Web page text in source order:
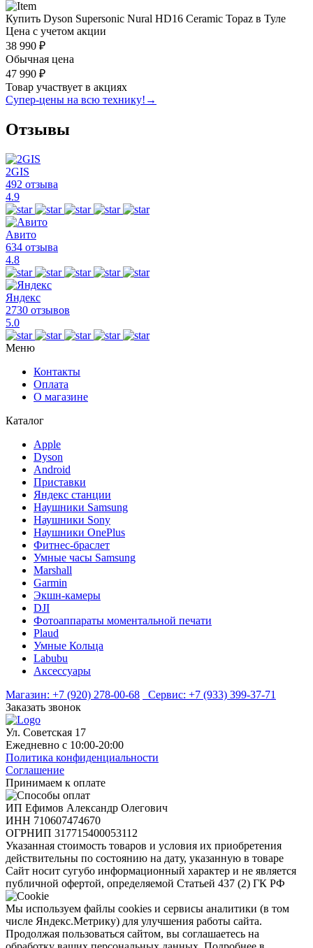
Купить Dyson Supersonic Nural HD16 Ceramic Topaz в Туле
Цена с учетом акции
38 990 ₽
Обычная цена
47 990 ₽
Товар участвует в акциях
Супер-цены на всю технику! →
Отзывы
2GIS
492 отзыва
4.9
Авито
634 отзыва
4.8
Яндекс
2730 отзывов
5.0
Меню
Контакты
Оплата
О магазине
Каталог
Apple
Dyson
Android
Приставки
Яндекс станции
Наушники Samsung
Наушники Sony
Наушники OnePlus
Фитнес-браслет
Умные часы Samsung
Marshall
Garmin
Экшн-камеры
DJI
Фотоаппараты моментальной печати
Plaud
Умные Кольца
Labubu
Аксессуары
Магазин: +7 (920) 278-00-68 Сервис: +7 (933) 399-37-71
Заказать звонок
Ул. Советская 17
Ежедневно с 10:00-20:00
Политика конфиденциальности
Соглашение
Принимаем к оплате
ИП Ефимов Александр Олегович
ИНН 710607474670
ОГРНИП 317715400053112
Указанная стоимость товаров и условия их приобретения
действительны по состоянию на дату, указанную в товаре
Сайт носит сугубо информационный характер и не является
публичной офертой, определяемой Статьей 437 (2) ГК РФ
Мы используем файлы cookies и сервисы аналитики (в том
числе Яндекс.Метрику) для улучшения работы сайта.
Продолжая пользоваться сайтом, вы соглашаетесь на